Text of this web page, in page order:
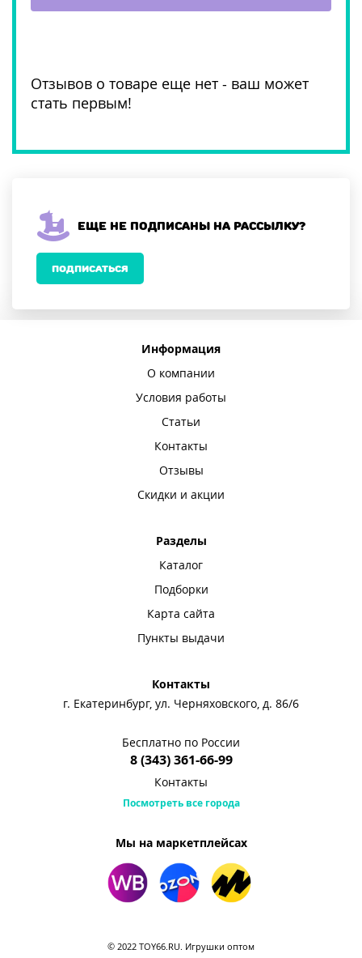
Отзывов о товаре еще нет - ваш может
стать первым!
Еще не подписаны на рассылку?
ПОДПИСАТЬСЯ
Информация
О компании
Условия работы
Статьи
Контакты
Отзывы
Скидки и акции
Разделы
Каталог
Подборки
Карта сайта
Пункты выдачи
Контакты
г. Екатеринбург, ул. Черняховского, д. 86/6
Бесплатно по России
8 (343) 361-66-99
Контакты
Посмотреть все города
Мы на маркетплейсах
© 2022 TOY66.RU. Игрушки оптом